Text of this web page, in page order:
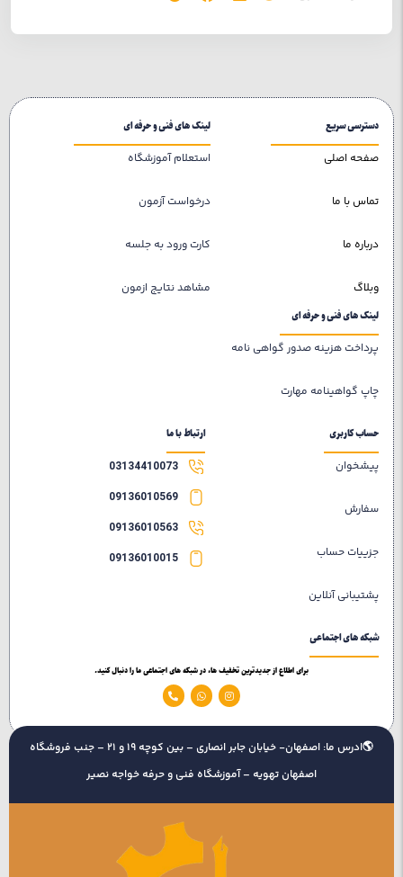
دسترسی سریع
صفحه اصلی
تماس با ما
درباره ما
وبلاگ
لینک های فنی و حرفه ای
استعلام آموزشگاه
درخواست آزمون
کارت ورود به جلسه
مشاهد نتایج ازمون
لینک های فنی و حرفه ای
پرداخت هزینه صدور گواهی نامه
چاپ گواهینامه مهارت
حساب کاربری
پیشخوان
سفارش
جزییات حساب
پشتیبانی آنلاین
ارتباط با ما
03134410073
09136010569
09136010563
09136010015
شبکه های اجتماعی
برای اطلاع از جدیدترین تخفیف ها، در شبکه های اجتماعی ما را دنبال کنید.
🌎ادرس ما: اصفهان- خیابان جابر انصاری – بین کوچه 19 و 21 – جنب فروشگاه
اصفهان تهویه – آموزشگاه فنی و حرفه خواجه نصیر